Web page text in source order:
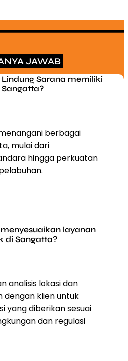
JAWAB
Sarana memiliki
berbagai
mulai dari
hingga perkuatan
layanan
di Sangatta?
analisis lokasi dan
dengan klien untuk
yang diberikan sesuai
dan regulasi